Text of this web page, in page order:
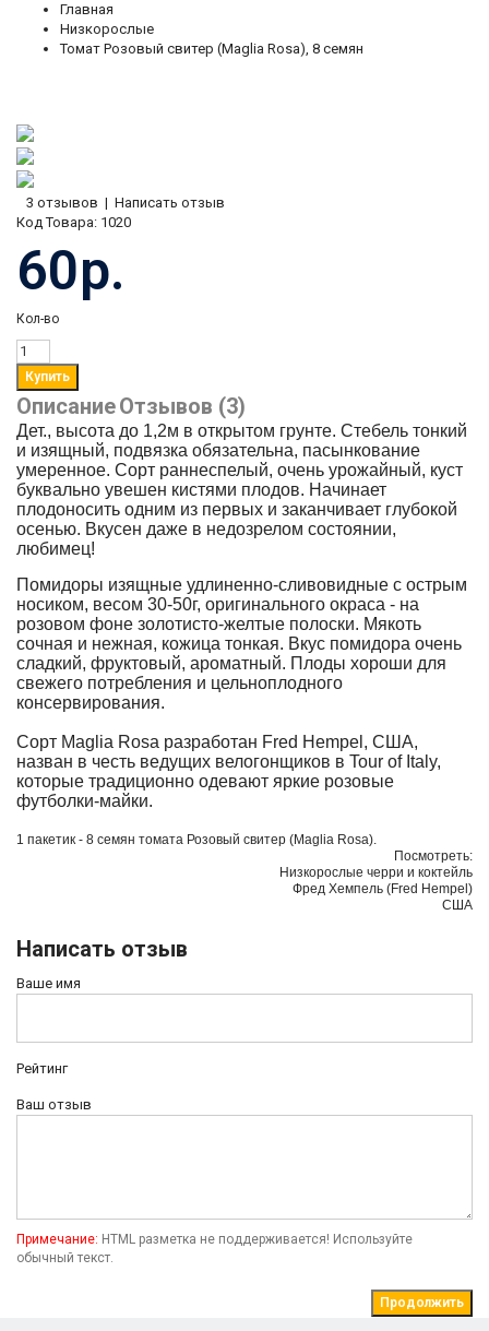
Главная
Низкорослые
Томат Розовый свитер (Maglia Rosa), 8 семян
3 отзывов | Написать отзыв
Код Товара: 1020
60р.
Кол-во
ОписаниеОтзывов (3)
Дет., высота до 1,2м в открытом грунте. Стебель тонкий
и изящный, подвязка обязательна, пасынкование
умеренное. Сорт раннеспелый, очень урожайный, куст
буквально увешен кистями плодов. Начинает
плодоносить одним из первых и заканчивает глубокой
осенью. Вкусен даже в недозрелом состоянии,
любимец!
Помидоры изящные удлиненно-сливовидные с острым
носиком, весом 30-50г, оригинального окраса - на
розовом фоне золотисто-желтые полоски. Мякоть
сочная и нежная, кожица тонкая. Вкус помидора очень
сладкий, фруктовый, ароматный. Плоды хороши для
свежего потребления и цельноплодного
консервирования.
Сорт Maglia Rosa разработан Fred Hempel , США,
назван в честь ведущих велогонщиков в Tour of Italy,
которые традиционно одевают яркие розовые
футболки-майки.
1 пакетик - 8 семян томата Розовый свитер (Maglia Rosa).
Посмотреть:
Низкорослые черри и коктейль
Фред Хемпель (Fred Hempel)
США
Написать отзыв
Ваше имя
Рейтинг
Ваш отзыв
Примечание: HTML разметка не поддерживается! Используйте
обычный текст.
Продолжить